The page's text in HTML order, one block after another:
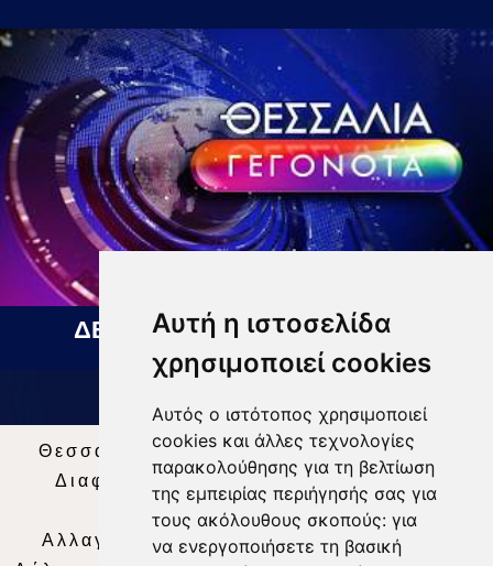
Αυτή η ιστοσελίδα
χρησιμοποιεί cookies
Αυτός ο ιστότοπος χρησιμοποιεί
cookies και άλλες τεχνολογίες
παρακολούθησης για τη βελτίωση
της εμπειρίας περιήγησής σας για
τους ακόλουθους σκοπούς: για
να ενεργοποιήσετε τη βασική
ΔΕΛΤΙΟ ΕΙΔΗΣΕΩΝ 07 08 2026
Θεσσαλία Τηλεόραση|SNG Services
Διαφήμιση | Όροι Χρήσης |Δήλωση
Απορρήτου |
Περιεχόμενο
Αλλαγή Προτιμήσεων για τα Cookies